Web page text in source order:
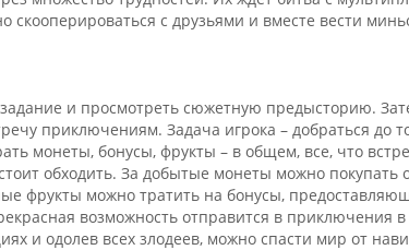
с друзьями и вместе вести
и просмотреть сюжетную предысторию.
приключениям. Задача игрока – добраться до
монеты, бонусы, фрукты – в общем, все, что
обходить. За добытые монеты можно покупать
фрукты можно тратить на бонусы,
возможность отправится в приключения
и одолев всех злодеев, можно спасти мир от